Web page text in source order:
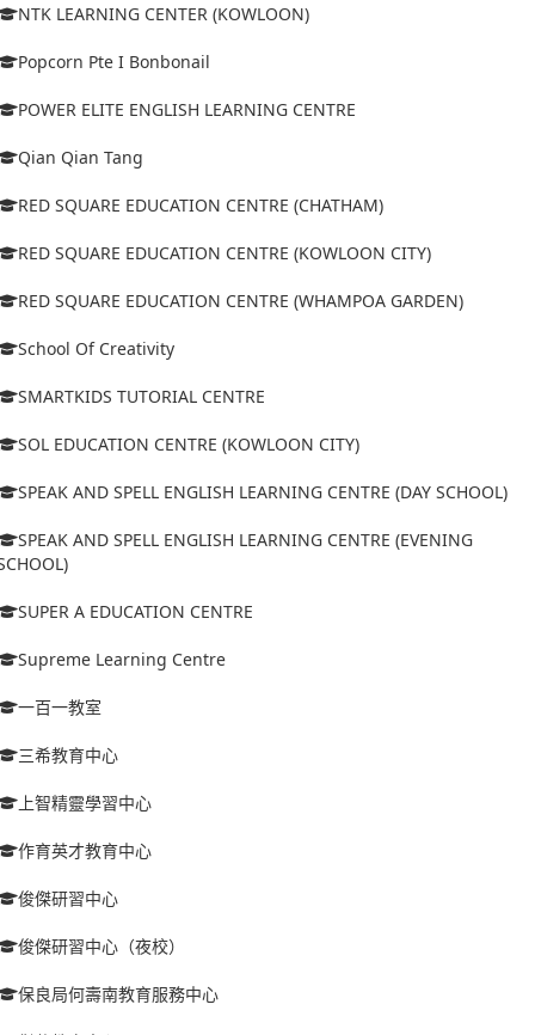
NTK LEARNING CENTER (KOWLOON)
Popcorn Pte I Bonbonail
POWER ELITE ENGLISH LEARNING CENTRE
Qian Qian Tang
RED SQUARE EDUCATION CENTRE (CHATHAM)
RED SQUARE EDUCATION CENTRE (KOWLOON CITY)
RED SQUARE EDUCATION CENTRE (WHAMPOA GARDEN)
School Of Creativity
SMARTKIDS TUTORIAL CENTRE
SOL EDUCATION CENTRE (KOWLOON CITY)
SPEAK AND SPELL ENGLISH LEARNING CENTRE (DAY SCHOOL)
SPEAK AND SPELL ENGLISH LEARNING CENTRE (EVENING
SUPER A EDUCATION CENTRE
Supreme Learning Centre
一百一教室
三希教育中心
上智精靈學習中心
作育英才教育中心
俊傑研習中心
俊傑研習中心（夜校）
保良局何壽南教育服務中心